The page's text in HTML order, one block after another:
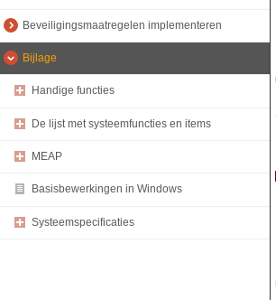
Beveiligingsmaatregelen implementeren
Bijlage
Handige functies
De lijst met systeemfuncties en items
MEAP
Basisbewerkingen in Windows
Systeemspecificaties